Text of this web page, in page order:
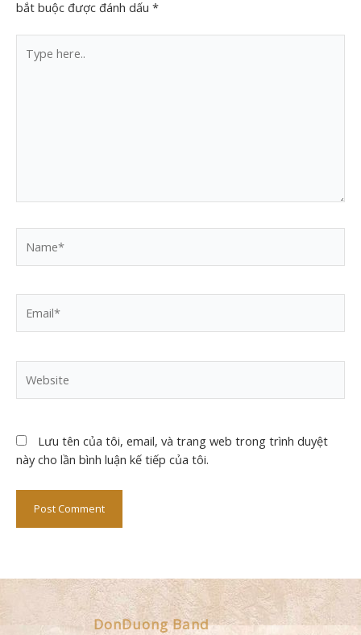
bắt buộc được đánh dấu *
here..
Lưu tên của tôi, email, và trang web trong trình duyệt
này cho lần bình luận kế tiếp của tôi.
DonDuong Band